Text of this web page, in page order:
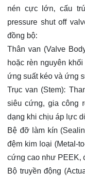
nén cực lớn, cấu
pressure shut off
đồng bộ:
Thân van (Valve
hoặc rèn nguyên
ứng suất kéo và ứng
Trục van (Stem):
siêu cứng, gia công
dạng khi chịu áp lực
Bệ đỡ làm kín
đệm kim loại (Metal-
cứng cao như PEEK,
Bộ truyền động